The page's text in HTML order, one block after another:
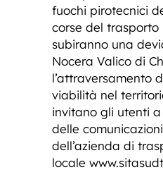
fuochi pirotecnici
corse del trasporto
subiranno una
Nocera Valico di
l’attraversamento
viabilità nel
invitano gli utenti
delle
dell’azienda di
locale